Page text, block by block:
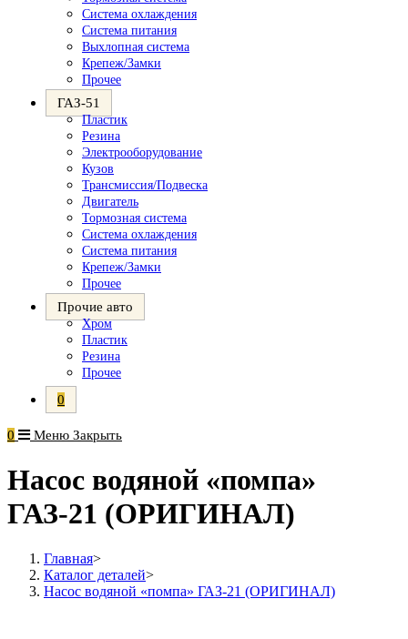
Система охлаждения
Система питания
Выхлопная система
Крепеж/Замки
Прочее
ГАЗ-51
Пластик
Резина
Электрооборудование
Кузов
Трансмиссия/Подвеска
Двигатель
Тормозная система
Система охлаждения
Система питания
Крепеж/Замки
Прочее
Прочие авто
Хром
Пластик
Резина
Прочее
0
0 Меню Закрыть
Насос водяной «помпа»
ГАЗ-21 (ОРИГИНАЛ)
Главная>
Каталог деталей>
Насос водяной «помпа» ГАЗ-21 (ОРИГИНАЛ)